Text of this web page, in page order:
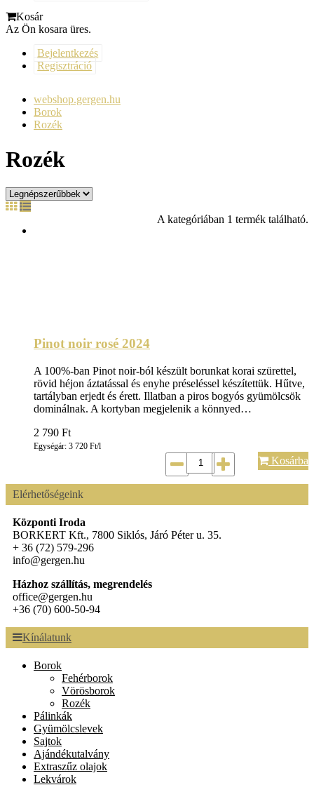
Kosár
Az Ön kosara üres.
Bejelentkezés
Regisztráció
webshop.gergen.hu
Borok
Rozék
Rozék
A kategóriában 1 termék található.
Pinot noir rosé 2024
A 100%-ban Pinot noir-ból készült borunkat korai szürettel,
rövid héjon áztatással és enyhe préseléssel készítettük. Hűtve,
tartályban erjedt és érett. Illatban a piros bogyós gyümölcsök
dominálnak. A kortyban megjelenik a könnyed…
2 790 Ft
Egységár: 3 720 Ft/l
Kosárba
Elérhetőségeink
Központi Iroda
BORKERT Kft., 7800 Siklós, Járó Péter u. 35.
+ 36 (72) 579-296
info@gergen.hu
Házhoz szállítás, megrendelés
office@gergen.hu
+36 (70) 600-50-94
Kínálatunk
Borok
Fehérborok
Vörösborok
Rozék
Pálinkák
Gyümölcslevek
Sajtok
Ajándékutalvány
Extraszűz olajok
Lekvárok